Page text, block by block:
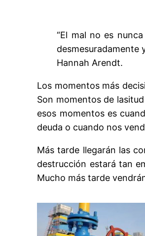
“El mal no es
desmesuradamente
Hannah Arendt.
Los momentos más
Son momentos de
esos momentos es
deuda o cuando nos
Más tarde llegarán las
destrucción estará tan
Mucho más tarde